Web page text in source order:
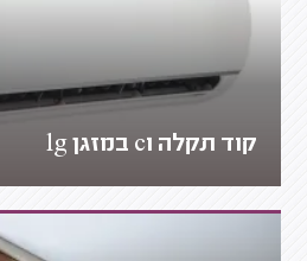
קוד תקלה c1 במזגן lg